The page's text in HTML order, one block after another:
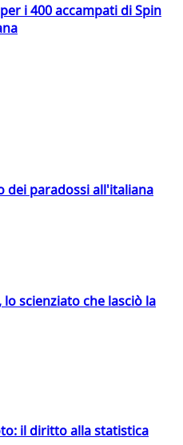
i 400 accampati di Spin
dei paradossi all'italiana
scienziato che lasciò la
il diritto alla statistica